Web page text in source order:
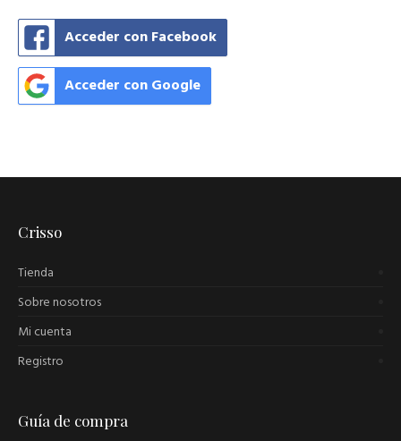
Acceder con Facebook
Acceder con Google
Crisso
Tienda
Sobre nosotros
Mi cuenta
Registro
Guía de compra